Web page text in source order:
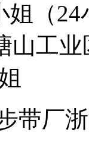
姐（
山工
带厂